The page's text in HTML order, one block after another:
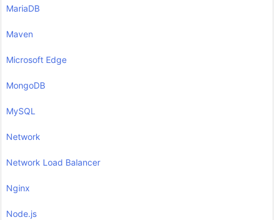
MariaDB
Maven
Microsoft Edge
MongoDB
MySQL
Network
Network Load Balancer
Nginx
Node.js